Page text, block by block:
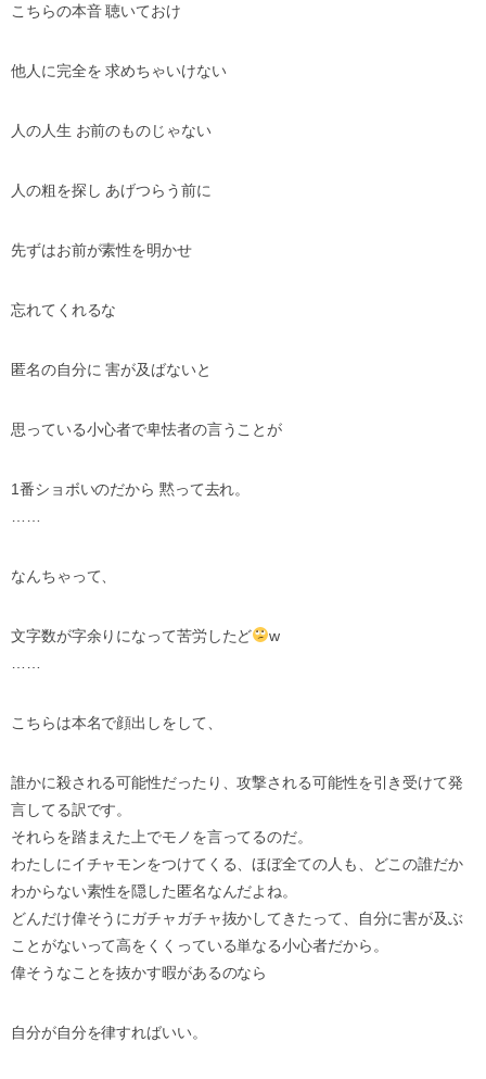
こちらの本音 聴いておけ
他人に完全を 求めちゃいけない
人の人生 お前のものじゃない
人の粗を探し あげつらう前に
先ずはお前が素性を明かせ
忘れてくれるな
匿名の自分に 害が及ばないと
思っている小心者で卑怯者の言うことが
1番ショボいのだから 黙って去れ。
なんちゃって、
文字数が字余りになって苦労したど
w
こちらは本名で顔出しをして、
誰かに殺される可能性だったり、攻撃される可能性を引き受けて発
言してる訳です。
それらを踏まえた上でモノを言ってるのだ。
わたしにイチャモンをつけてくる、ほぼ全ての人も、どこの誰だか
わからない素性を隠した匿名なんだよね。
どんだけ偉そうにガチャガチャ抜かしてきたって、自分に害が及ぶ
ことがないって高をくくっている単なる小心者だから。
偉そうなことを抜かす暇があるのなら
自分が自分を律すればいい。